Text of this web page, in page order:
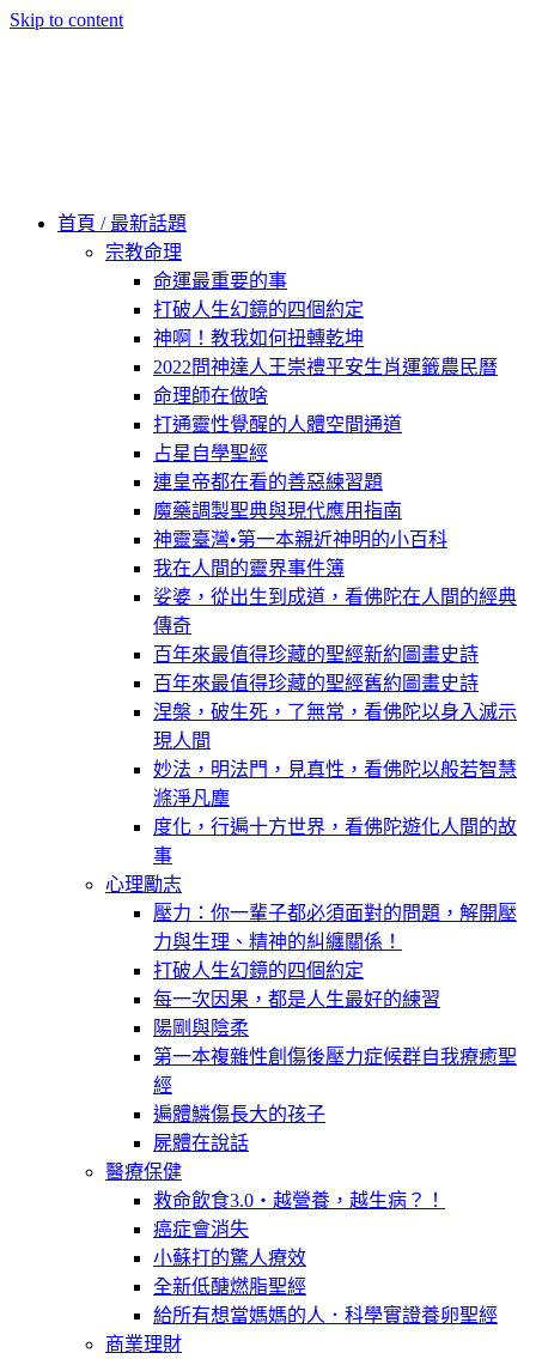
Skip to content
首頁 / 最新話題
宗教命理
命運最重要的事
打破人生幻鏡的四個約定
神啊！教我如何扭轉乾坤
2022問神達人王崇禮平安生肖運籤農民曆
命理師在做啥
打通靈性覺醒的人體空間通道
占星自學聖經
連皇帝都在看的善惡練習題
魔藥調製聖典與現代應用指南
神靈臺灣•第一本親近神明的小百科
我在人間的靈界事件簿
娑婆，從出生到成道，看佛陀在人間的經典
傳奇
百年來最值得珍藏的聖經新約圖畫史詩
百年來最值得珍藏的聖經舊約圖畫史詩
涅槃，破生死，了無常，看佛陀以身入滅示
現人間
妙法，明法門，見真性，看佛陀以般若智慧
滌淨凡塵
度化，行遍十方世界，看佛陀遊化人間的故
事
心理勵志
壓力：你一輩子都必須面對的問題，解開壓
力與生理、精神的糾纏關係！
打破人生幻鏡的四個約定
每一次因果，都是人生最好的練習
陽剛與陰柔
第一本複雜性創傷後壓力症候群自我療癒聖
經
遍體鱗傷長大的孩子
屍體在說話
醫療保健
救命飲食3.0‧越營養，越生病？！
癌症會消失
小蘇打的驚人療效
全新低醣燃脂聖經
給所有想當媽媽的人．科學實證養卵聖經
商業理財